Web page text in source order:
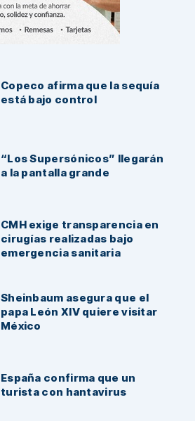
Copeco afirma que la sequía
está bajo control
“Los Supersónicos” llegarán
a la pantalla grande
CMH exige transparencia en
cirugías realizadas bajo
emergencia sanitaria
Sheinbaum asegura que el
papa León XIV quiere visitar
México
España confirma que un
turista con hantavirus